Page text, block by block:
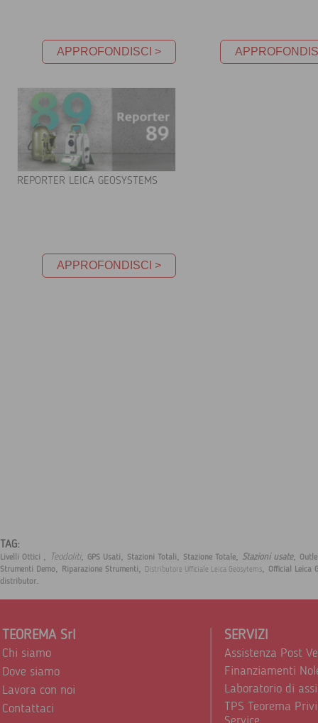
APPROFONDISCI >
REPORTER LEICA GEOSYSTEMS
APPROFONDISCI >
TAG:
Livelli Ottici , Teodoliti, GPS Usati, Stazioni Totali, Stazione Totale, Stazioni usate,
Strumenti Demo, Riparazione Strumenti, Distributore Ufficiale Leica Geosytems, Official Leica
distributor.
TEOREMA Srl
Chi siamo
Dove siamo
Lavora con noi
Contattaci
SERVIZI
Assistenza Post
Finanziamenti
Laboratorio di
TPS Teorema